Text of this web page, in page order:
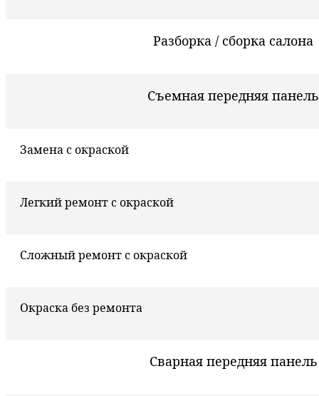
Разборка / сборка салона
Съемная передняя панель
Замена с окраской
Легкий ремонт с окраской
Сложный ремонт с окраской
Окраска без ремонта
Сварная передняя панель